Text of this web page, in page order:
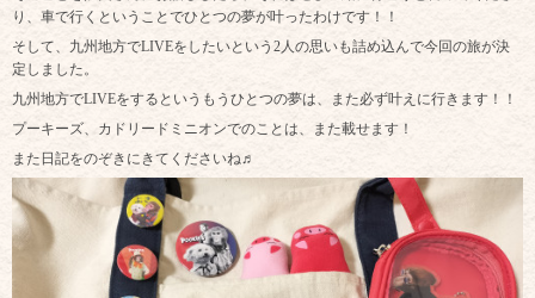
り、車で行くということでひとつの夢が叶ったわけです！！
そして、九州地方でLIVEをしたいという2人の思いも詰め込んで今回の旅が決
定しました。
九州地方でLIVEをするというもうひとつの夢は、また必ず叶えに行きます！！
プーキーズ、カドリードミニオンでのことは、また載せます！
また日記をのぞきにきてくださいね♬